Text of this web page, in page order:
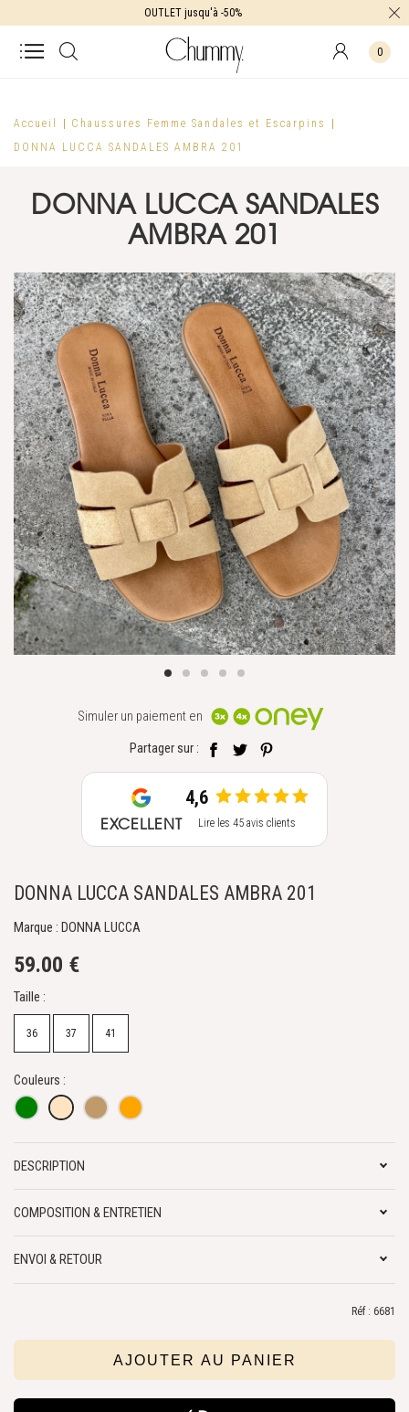
OUTLET jusqu'à -50%
0
Accueil Chaussures Femme Sandales et Escarpins
DONNA LUCCA SANDALES AMBRA 201
DONNA LUCCA SANDALES
AMBRA 201
Simuler un paiement en
Partager sur :
EXCELLENT
4,6
Lire les 45 avis clients
DONNA LUCCA SANDALES AMBRA 201
Marque : DONNA LUCCA
59.00 €
Taille :
36 37 41
Couleurs :
DESCRIPTION
COMPOSITION & ENTRETIEN
ENVOI & RETOUR
Réf : 6681